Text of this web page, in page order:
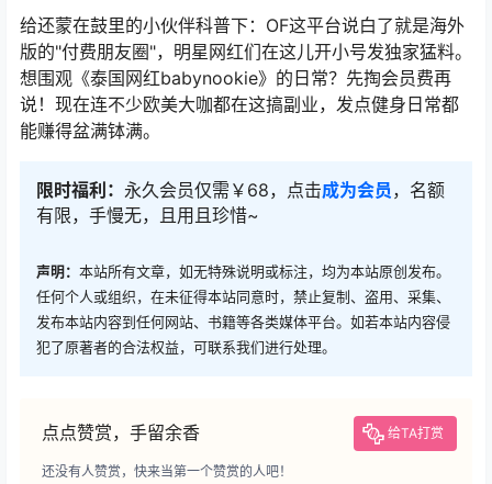
给还蒙在鼓里的小伙伴科普下：OF这平台说白了就是海外
版的"付费朋友圈"，明星网红们在这儿开小号发独家猛料。
想围观《泰国网红babynookie》的日常？先掏会员费再
说！现在连不少欧美大咖都在这搞副业，发点健身日常都
能赚得盆满钵满。
限时福利： 永久会员仅需￥68，点击成为会员，名额
有限，手慢无，且用且珍惜~
声明： 本站所有文章，如无特殊说明或标注，均为本站原创发布。
任何个人或组织，在未征得本站同意时，禁止复制、盗用、采集、
发布本站内容到任何网站、书籍等各类媒体平台。如若本站内容侵
犯了原著者的合法权益，可联系我们进行处理。
点点赞赏，手留余香 给TA打赏
还没有人赞赏，快来当第一个赞赏的人吧！